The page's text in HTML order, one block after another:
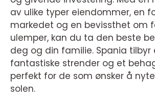
av ulike typer eiendommer, en
markedet og en bevissthet om
ulemper, kan du ta den beste
deg og din familie. Spania tilbyr
fantastiske strender og et
perfekt for de som ønsker å
solen.